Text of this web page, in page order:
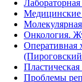
Медицинские
Онкология.
Оперативная
Проблемы